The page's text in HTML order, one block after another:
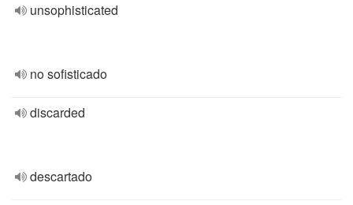
unsophisticated
no sofisticado
discarded
descartado